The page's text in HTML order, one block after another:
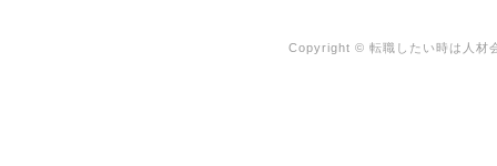
Copyright © 転職したい時は人材